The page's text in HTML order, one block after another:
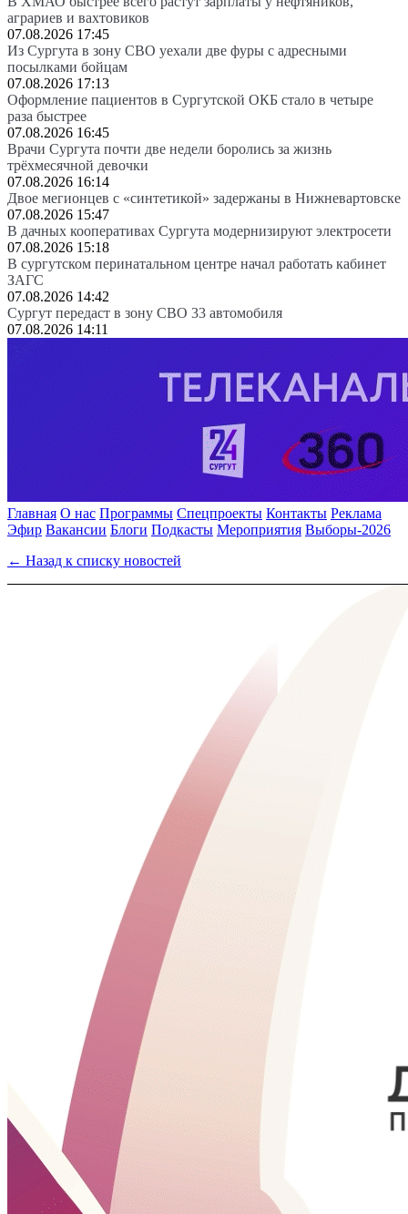
аграриев и вахтовиков
07.08.2026 17:45
Из Сургута в зону СВО уехали две фуры с адресными
посылками бойцам
07.08.2026 17:13
Оформление пациентов в Сургутской ОКБ стало в четыре
раза быстрее
07.08.2026 16:45
Врачи Сургута почти две недели боролись за жизнь
трёхмесячной девочки
07.08.2026 16:14
Двое мегионцев с «синтетикой» задержаны в Нижневартовске
07.08.2026 15:47
В дачных кооперативах Сургута модернизируют электросети
07.08.2026 15:18
В сургутском перинатальном центре начал работать кабинет
ЗАГС
07.08.2026 14:42
Сургут передаст в зону СВО 33 автомобиля
07.08.2026 14:11
Главная О нас Программы Спецпроекты Контакты Реклама
Эфир Вакансии Блоги Подкасты Мероприятия Выборы-2026
← Назад к списку новостей